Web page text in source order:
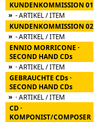
KUNDENKOMMISSION 01
» - ARTIKEL / ITEM
KUNDENKOMMISSION 02
» - ARTIKEL / ITEM
ENNIO MORRICONE ·
SECOND HAND CDs
» · ARTIKEL / ITEM
GEBRAUCHTE CDs ·
SECOND HAND CDs
» · ARTIKEL / ITEM
CD ·
KOMPONIST/COMPOSER